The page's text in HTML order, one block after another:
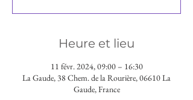
Heure et lieu
11 févr. 2024, 09:00 – 16:30
La Gaude, 38 Chem. de la Rourière, 06610 La
Gaude, France